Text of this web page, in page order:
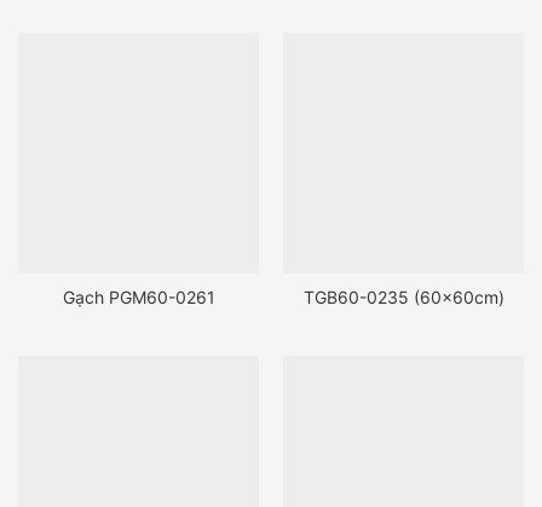
Gạch PGM60-0261 TGB60-0235 (60x60cm)